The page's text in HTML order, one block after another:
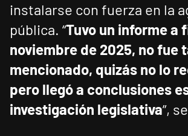
instalarse con fuerza en la
pública. “Tuvo un informe a
noviembre de 2025, no fue
mencionado, quizás no lo
pero llegó a conclusiones
investigación legislativa”,